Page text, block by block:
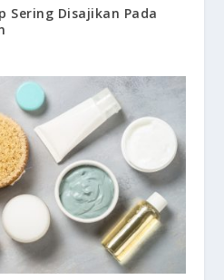
Sering Disajikan Pada